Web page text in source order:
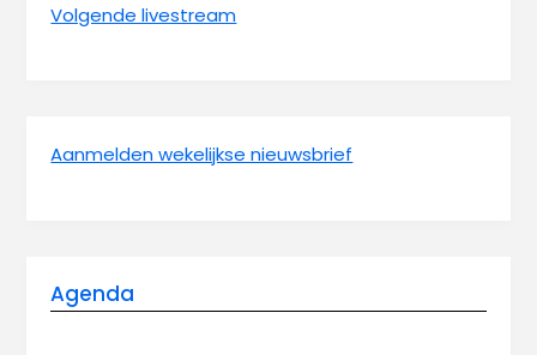
Volgende livestream
Aanmelden wekelijkse nieuwsbrief
Agenda